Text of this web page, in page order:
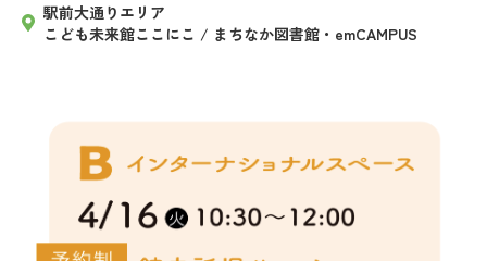
駅前大通りエリア
こども未来館ここにこ / まちなか図書館・emCAMPUS